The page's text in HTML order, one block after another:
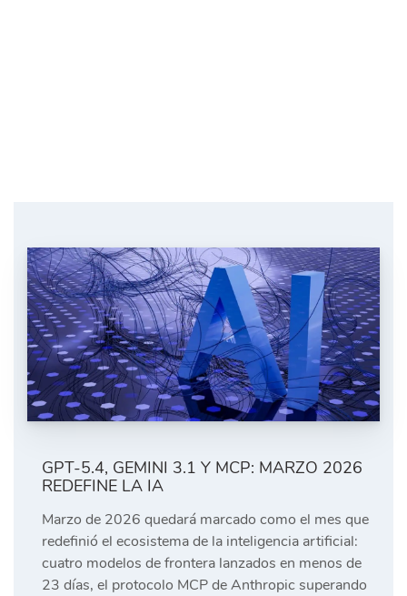
GPT-5.4, GEMINI 3.1 Y MCP: MARZO 2026
REDEFINE LA IA
Marzo de 2026 quedará marcado como el mes que
redefinió el ecosistema de la inteligencia artificial:
cuatro modelos de frontera lanzados en menos de
23 días, el protocolo MCP de Anthropic superando